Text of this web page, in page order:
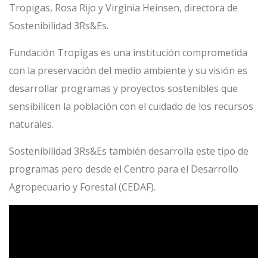
Tropigas, Rosa Rijo y Virginia Heinsen, directora de
Sostenibilidad 3Rs&Es.
Fundación Tropigas es una institución comprometida
con la preservación del medio ambiente y su visión es
desarrollar programas y proyectos sostenibles que
sensibilicen la población con el cuidado de los recursos
naturales.
Sostenibilidad 3Rs&Es también desarrolla este tipo de
programas pero desde el Centro para el Desarrollo
Agropecuario y Forestal (CEDAF).